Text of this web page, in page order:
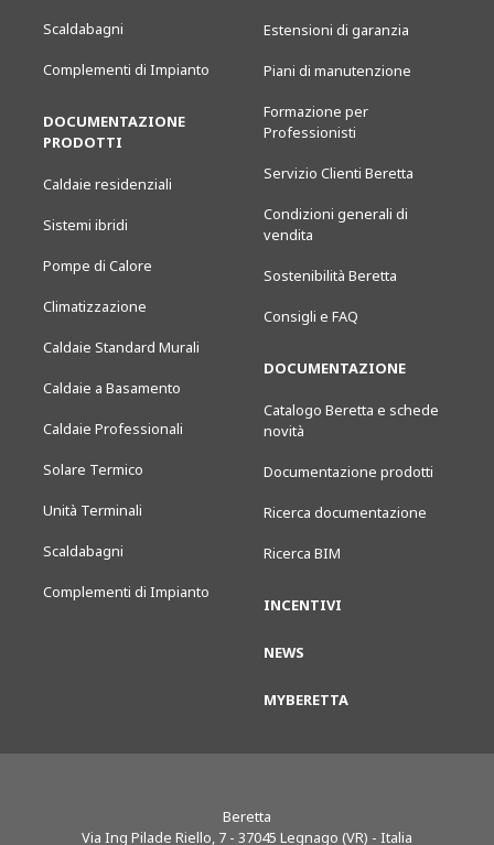
Scaldabagni
Complementi di Impianto
DOCUMENTAZIONE
PRODOTTI
Caldaie residenziali
Sistemi ibridi
Pompe di Calore
Climatizzazione
Caldaie Standard Murali
Caldaie a Basamento
Caldaie Professionali
Solare Termico
Unità Terminali
Scaldabagni
Complementi di Impianto
Estensioni di garanzia
Piani di manutenzione
Formazione per
Professionisti
Servizio Clienti Beretta
Condizioni generali di
vendita
Sostenibilità Beretta
Consigli e FAQ
DOCUMENTAZIONE
Catalogo Beretta e schede
novità
Documentazione prodotti
Ricerca documentazione
Ricerca BIM
INCENTIVI
NEWS
MYBERETTA
Beretta
Via Ing Pilade Riello, 7 - 37045 Legnago (VR) - Italia